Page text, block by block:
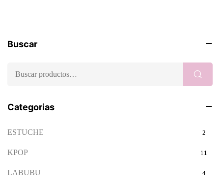
Buscar
Categorias
ESTUCHE 2
KPOP 11
LABUBU 4